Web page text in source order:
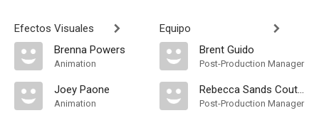
Efectos Visuales
Brenna Powers
Animation
Joey Paone
Animation
Equipo
Brent Guido
Post-Production Manager
Rebecca Sands Coutts
Post-Production Manager